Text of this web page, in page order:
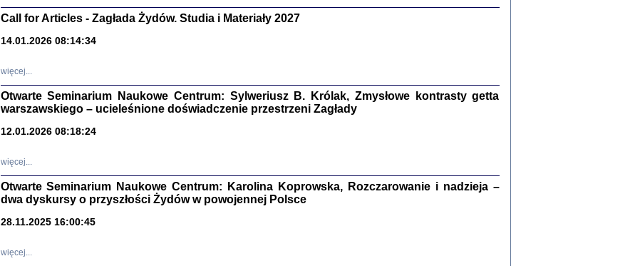
Sewek Okonowski, oprac. Marta Janczewska
PISZĄCY TE SŁOWA JEST PRACOWNIKIEM
GETTOWEJ INSTYTUCJI ...
'z Dziennika' i inne pisma z łódzkiego getta
Józef Zelkowicz, tłum. z jidysz, oprac. i wstęp. Monika Polit
Call for Articles - Zagłada Żydów. Studia i Materiały 2027
14.01.2026 08:14:34
więcej...
Otwarte Seminarium Naukowe Centrum: Sylweriusz B. Królak, Zmysłowe kontrasty getta
warszawskiego – ucieleśnione doświadczenie przestrzeni Zagłady
12.01.2026 08:18:24
więcej...
Otwarte Seminarium Naukowe Centrum: Karolina Koprowska, Rozczarowanie i nadzieja –
dwa dyskursy o przyszłości Żydów w powojennej Polsce
28.11.2025 16:00:45
więcej...